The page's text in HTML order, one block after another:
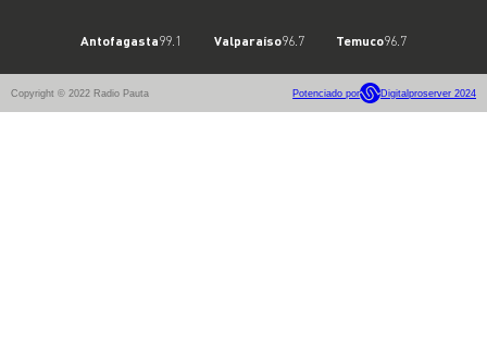
Antofagasta99.1 Valparaíso96.7 Temuco96.7
Copyright © 2022 Radio Pauta Potenciado por Digitalproserver 2024